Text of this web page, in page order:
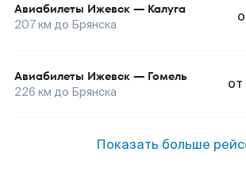
Авиабилеты Ижевск — Калуга
207км до Брянска
Авиабилеты Ижевск — Гомель
226 км до Брянска от
Показать больше